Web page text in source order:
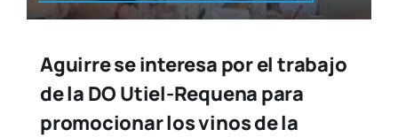
Aguirre se interesa por el trabajo
de la DO Utiel-Requena para
promocionar los vinos de la